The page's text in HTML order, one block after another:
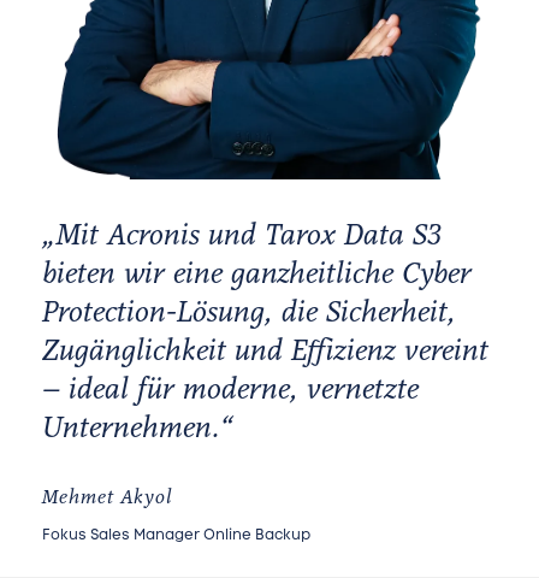
„Mit Acronis und Tarox Data S3
bieten wir eine ganzheitliche Cyber
Protection-Lösung, die Sicherheit,
Zugänglichkeit und Effizienz vereint
– ideal für moderne, vernetzte
Unternehmen.“
Mehmet Akyol
Fokus Sales Manager Online Backup